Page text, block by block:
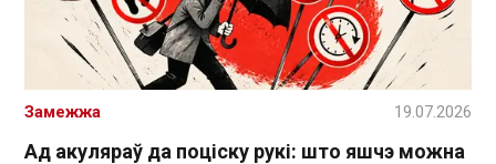
Ад акуляраў да поціску рукі: што яшчэ можна
Замежжа 19.07.2026